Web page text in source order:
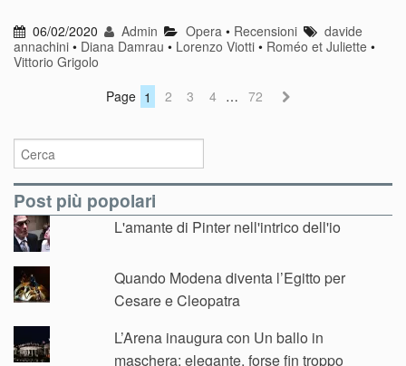
06/02/2020 Admin Opera• Recensioni
davide
annachini • Diana Damrau • Lorenzo Viotti • Roméo et Juliette •
Vittorio Grigolo
Page 1 2 3 4 … 72
Post più popolari
L'amante di Pinter nell'intrico dell'io
Quando Modena diventa l’Egitto per
Cesare e Cleopatra
L’Arena inaugura con Un ballo in
maschera: elegante, forse fin troppo